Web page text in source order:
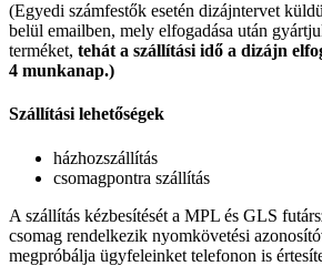
(Egyedi számfestők esetén dizájntervet
belül emailben, mely elfogadása után
terméket, tehát a szállítási idő a dizájn
4 munkanap.)
Szállítási lehetőségek
házhozszállítás
csomagpontra szállítás
A szállítás kézbesítését a MPL és GLS
csomag rendelkezik nyomkövetési
megpróbálja ügyfeleinket telefonon is